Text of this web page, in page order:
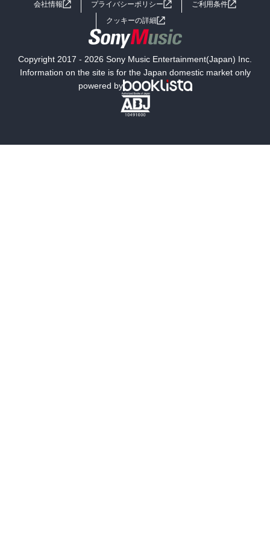
小説
海外小説
ミステリー SF
文学
会社情報 プライバシーポリシー
ご利用条件
クッキーの詳細
Copyright 2017 - 2026 Sony Music Entertainment(Japan) Inc.
Information on the site is for the Japan domestic market only
powered by